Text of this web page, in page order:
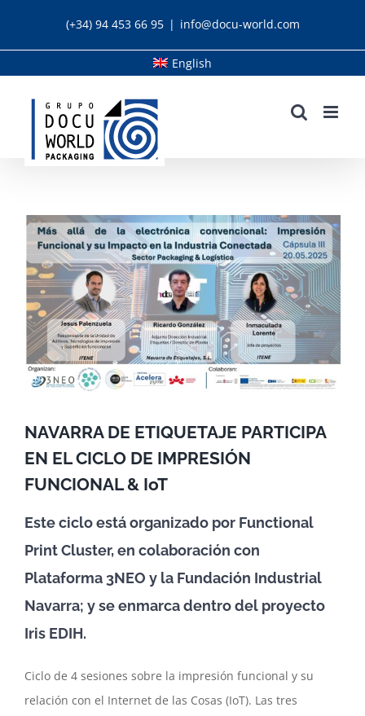
(+34) 94 453 66 95 | info@docu-world.com
English
NAVARRA DE ETIQUETAJE PARTICIPA
EN EL CICLO DE IMPRESIÓN
FUNCIONAL & IoT
Este ciclo está organizado por Functional
Print Cluster, en colaboración con
Plataforma 3NEO y la Fundación Industrial
Navarra; y se enmarca dentro del proyecto
Iris EDIH.
Ciclo de 4 sesiones sobre la impresión funcional y su
relación con el Internet de las Cosas (IoT). Las tres